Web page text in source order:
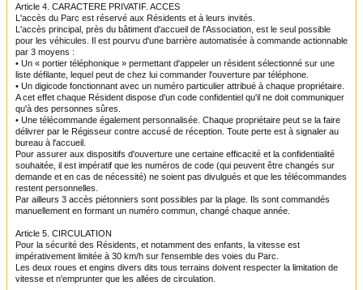
Article 4. CARACTERE PRIVATIF. ACCES
L'accès du Parc est réservé aux Résidents et à leurs invités.
L'accès principal, près du bâtiment d'accueil de l'Association, est le seul possible
pour les véhicules . Il est pourvu d'une barrière automatisée à commande actionnable
par 3 moyens :
• Un « portier téléphonique » permettant d'appeler un résident sélectionné sur une
liste défilante , lequel peut de chez lui commander l'ouverture par téléphone.
• Un digicode fonctionnant avec un numéro particulier attribué à chaque propriétaire.
A cet effet chaque Résident dispose d'un code confidentiel qu'il ne doit communiquer
qu'à des personnes sûres.
• Une télécommande également personnalisée. Chaque propriétaire peut se la faire
délivrer par le Régisseur contre accusé de réception. Toute perte est à signaler au
bureau à l'accueil.
Pour assurer aux dispositifs d'ouverture une certaine efficacité et la confidentialité
souhaitée , il est impératif que les numéros de code (qui peuvent être changés sur
demande et en cas de nécessité) ne soient pas divulgués et que les télécommandes
restent personnelles.
Par ailleurs 3 accès piétonniers sont possibles par la plage. Ils sont commandés
manuellement en formant un numéro commun, changé chaque année.
Article 5 . CIRCULATION
Pour la sécurité des Résidents, et notamment des enfants, la vitesse est
impérativement limitée à 30 km/h sur l'ensemble des voies du Parc.
Les deux roues et engins divers dits tous terrains doivent respecter la limitation de
vitesse et n'emprunter que les allées de circulation.